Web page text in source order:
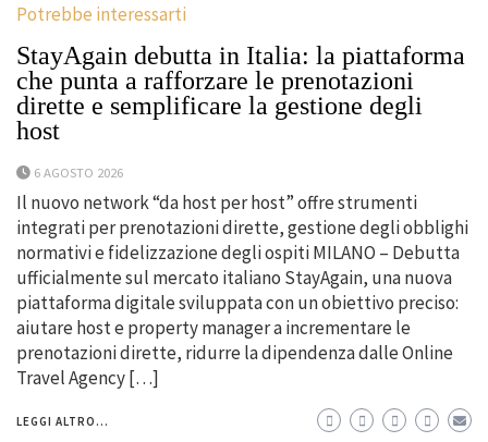
Potrebbe interessarti
StayAgain debutta in Italia: la piattaforma
che punta a rafforzare le prenotazioni
dirette e semplificare la gestione degli
host
6 AGOSTO 2026
Il nuovo network “da host per host” offre strumenti
integrati per prenotazioni dirette, gestione degli obblighi
normativi e fidelizzazione degli ospiti MILANO – Debutta
ufficialmente sul mercato italiano StayAgain, una nuova
piattaforma digitale sviluppata con un obiettivo preciso:
aiutare host e property manager a incrementare le
prenotazioni dirette, ridurre la dipendenza dalle Online
Travel Agency […]
LEGGI ALTRO...